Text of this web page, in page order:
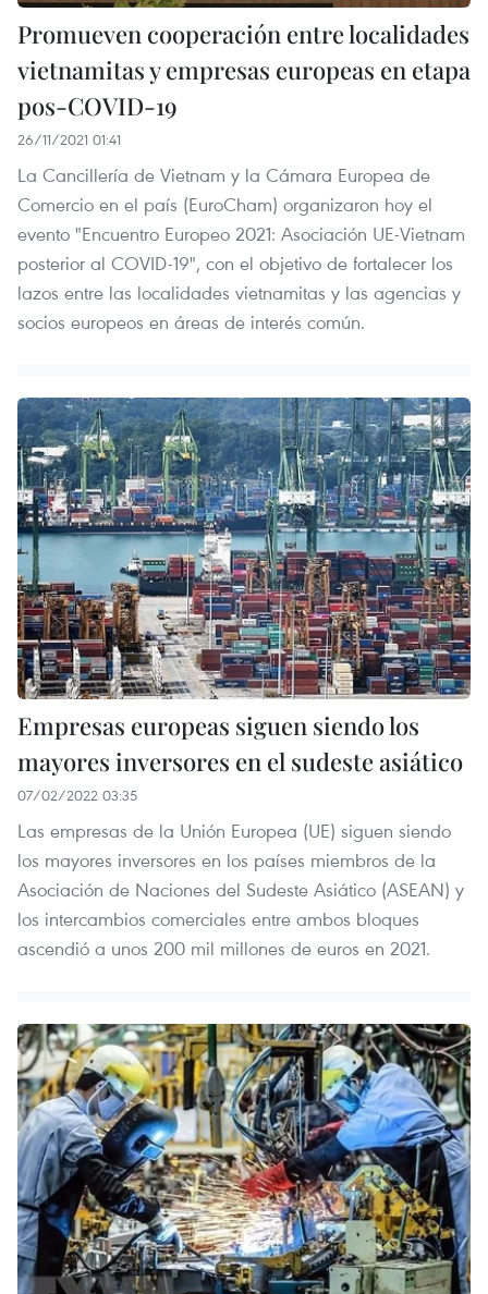
Promueven cooperación entre localidades
vietnamitas y empresas europeas en etapa
pos-COVID-19
26/11/2021 01:41
La Cancillería de Vietnam y la Cámara Europea de
Comercio en el país (EuroCham) organizaron hoy el
evento "Encuentro Europeo 2021: Asociación UE-Vietnam
posterior al COVID-19", con el objetivo de fortalecer los
lazos entre las localidades vietnamitas y las agencias y
socios europeos en áreas de interés común.
Empresas europeas siguen siendo los
mayores inversores en el sudeste asiático
07/02/2022 03:35
Las empresas de la Unión Europea (UE) siguen siendo
los mayores inversores en los países miembros de la
Asociación de Naciones del Sudeste Asiático (ASEAN) y
los intercambios comerciales entre ambos bloques
ascendió a unos 200 mil millones de euros en 2021.